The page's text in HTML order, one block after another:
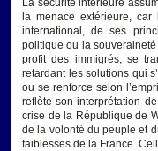
la menace extérieure, car
international, de ses
politique ou la
profit des immigrés, se
retardant les solutions qui
ou se renforce selon
reflète son interprétation
crise de la République de
de la volonté du peuple et
faiblesses de la France.